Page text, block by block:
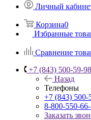
Личный
Корзина0
Избранные
Сравнение
+7 (843) 500-59-98
Назад
Телефоны
+7 (843) 500-
8-800-550-
Заказать